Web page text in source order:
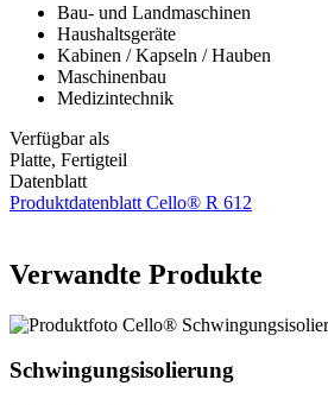
Bau- und Landmaschinen
Haushaltsgeräte
Kabinen / Kapseln / Hauben
Maschinenbau
Medizintechnik
Verfügbar als
Platte, Fertigteil
Datenblatt
Produktdatenblatt Cello® R 612
Verwandte Produkte
Schwingungsisolierung